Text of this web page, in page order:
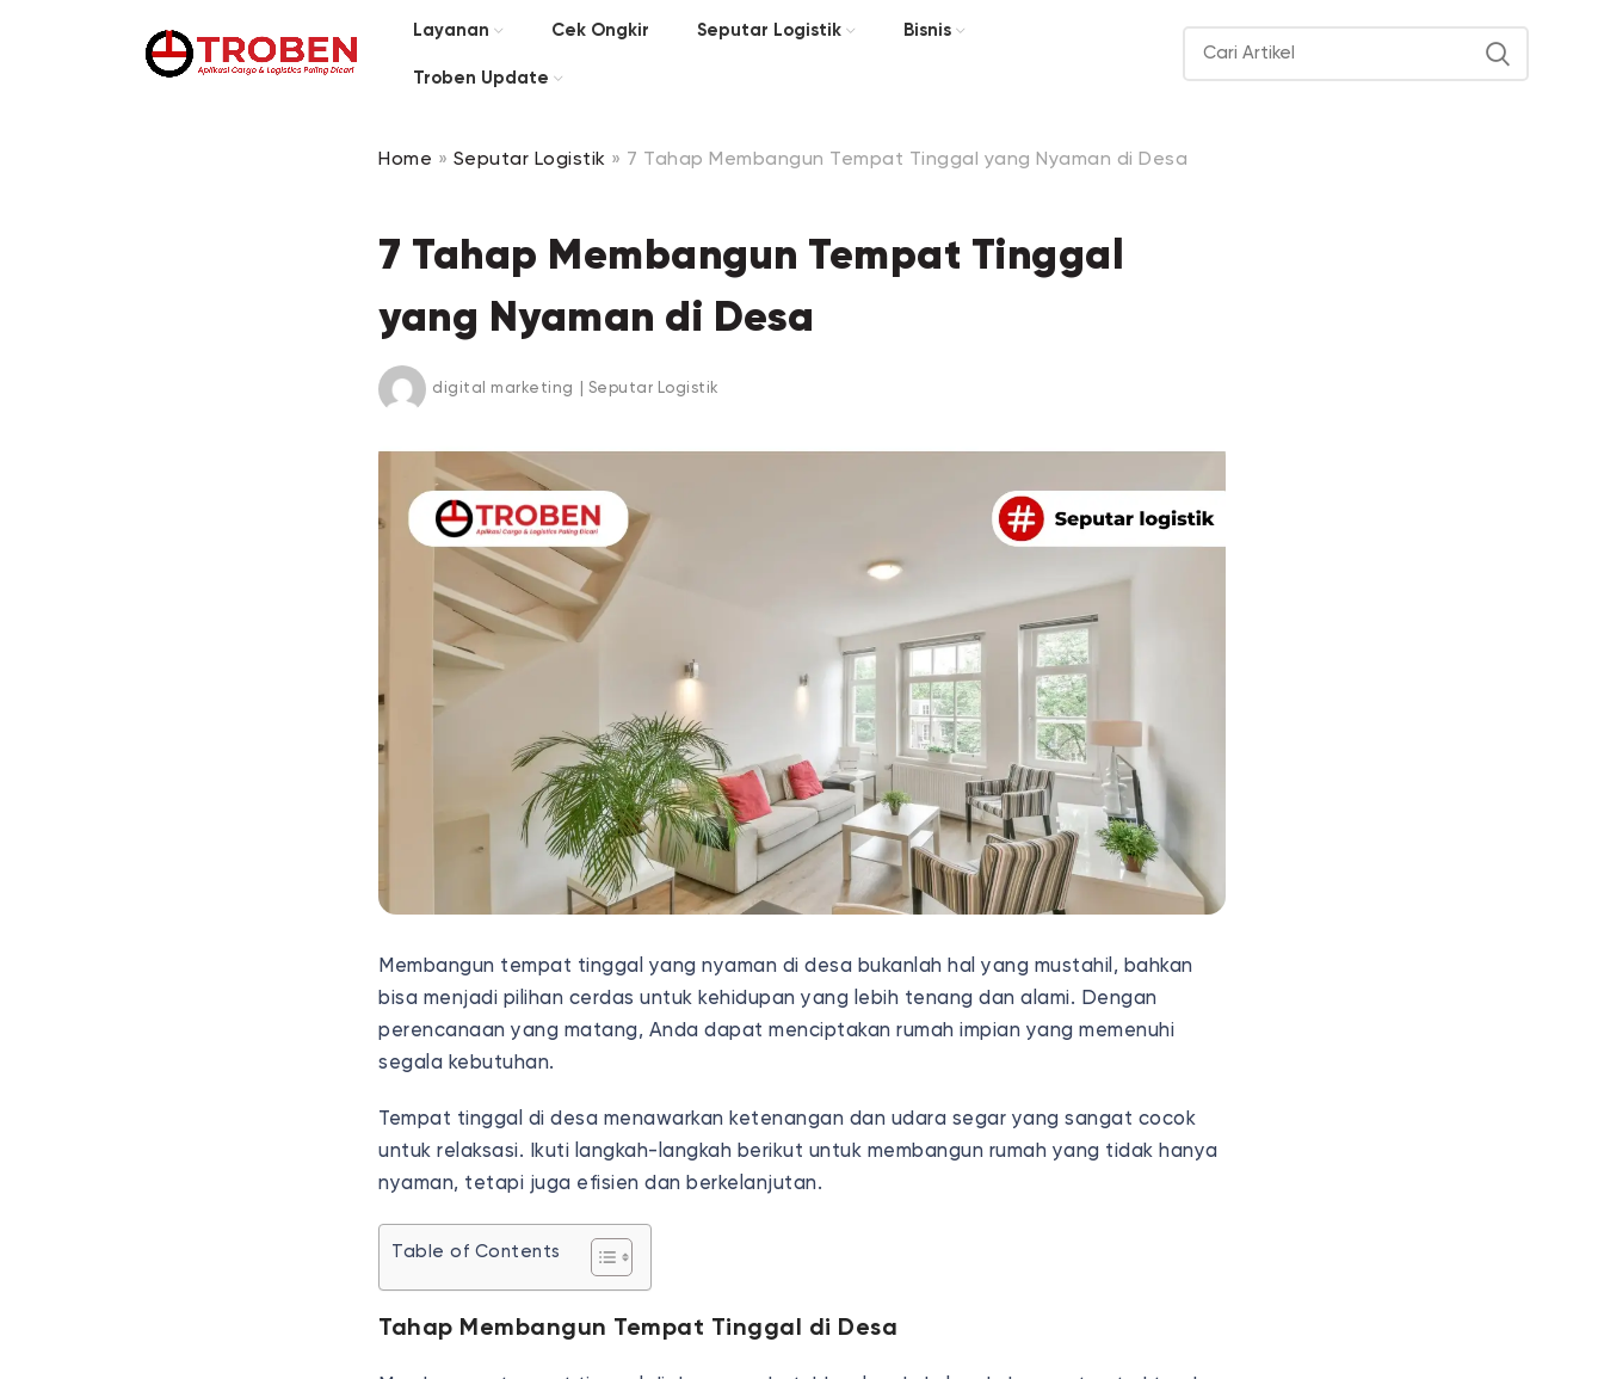
Layanan Cek Ongkir Seputar Logistik Bisnis
Troben Update
Home » Seputar Logistik » 7 Tahap Membangun Tempat Tinggal yang Nyaman di Desa
7 Tahap Membangun Tempat Tinggal
yang Nyaman di Desa
digital marketing Seputar Logistik
Membangun tempat tinggal yang nyaman di desa bukanlah hal yang mustahil, bahkan
bisa menjadi pilihan cerdas untuk kehidupan yang lebih tenang dan alami. Dengan
perencanaan yang matang, Anda dapat menciptakan rumah impian yang memenuhi
segala kebutuhan.
Tempat tinggal di desa menawarkan ketenangan dan udara segar yang sangat cocok
untuk relaksasi. Ikuti langkah-langkah berikut untuk membangun rumah yang tidak hanya
nyaman, tetapi juga efisien dan berkelanjutan.
Table of Contents
Tahap Membangun Tempat Tinggal di Desa